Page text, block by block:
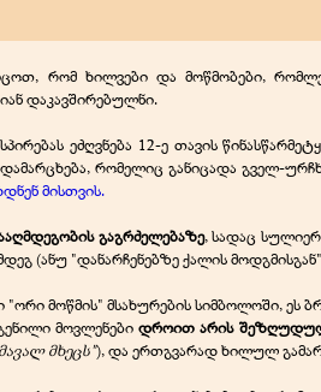
რომ ხილვები და მოწმობები,
დაკავშირებულნი.
ეძღვნება 12-ე თავის
რომელიც განიცადა გველ-
მისთვის.
გაგრძელებაზე, სადაც
(ანუ "დანარჩენებზე ქალის
"ორი მოწმის" მსახურების სიმბოლოში, ეს
მოვლენებიდროით არის
მხეცს"), და ერთგვარად ხილულ